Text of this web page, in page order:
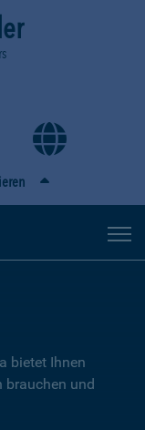
bietet Ihnen
brauchen und